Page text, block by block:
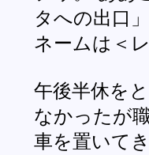
タへの出口
ネームは＜
午後半休を
なかったが
車を置いて